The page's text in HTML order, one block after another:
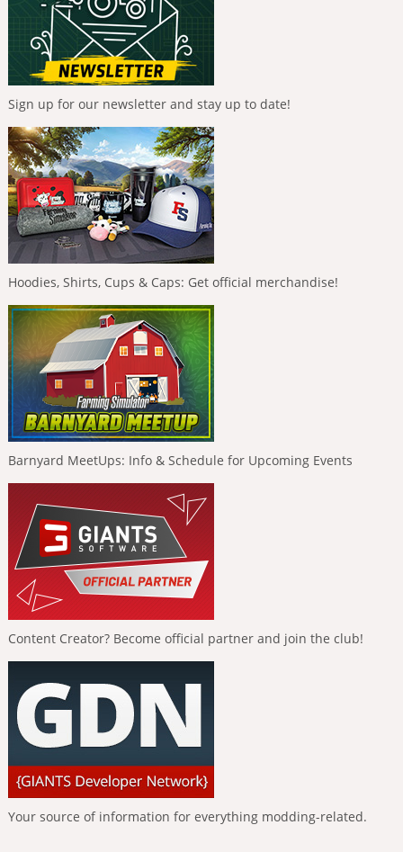
Sign up for our newsletter and stay up to date!
Hoodies, Shirts, Cups & Caps: Get official merchandise!
Barnyard MeetUps: Info & Schedule for Upcoming Events
Content Creator? Become official partner and join the club!
Your source of information for everything modding-related.